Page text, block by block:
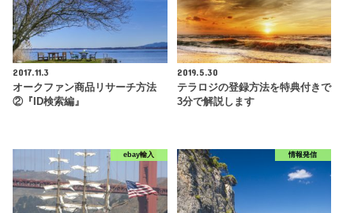
2017.11.3
オークファン商品リサーチ方法
②『ID検索編』
2019.5.30
テラロジの登録方法を特典付きで
3分で解説します
ebay輸入 情報発信